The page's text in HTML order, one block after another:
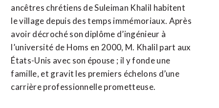
ancêtres chrétiens de Suleiman Khalil habitent
le village depuis des temps immémoriaux. Après
avoir décroché son diplôme d’ingénieur à
l’université de Homs en 2000, M. Khalil part aux
États-Unis avec son épouse ; il y fonde une
famille, et gravit les premiers échelons d’une
carrière professionnelle prometteuse.